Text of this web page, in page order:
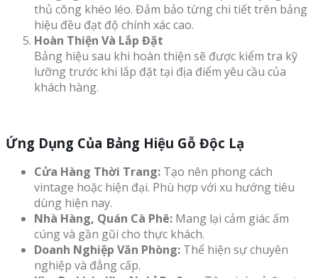
thủ công khéo léo. Đảm bảo từng chi tiết trên bảng
hiệu đều đạt độ chính xác cao.
Hoàn Thiện Và Lắp Đặt
Bảng hiệu sau khi hoàn thiện sẽ được kiểm tra kỹ
lưỡng trước khi lắp đặt tại địa điểm yêu cầu của
khách hàng.
Ứng Dụng Của Bảng Hiệu Gỗ Độc Lạ
Cửa Hàng Thời Trang: Tạo nên phong cách
vintage hoặc hiện đại. Phù hợp với xu hướng tiêu
dùng hiện nay.
Nhà Hàng, Quán Cà Phê: Mang lại cảm giác ấm
cúng và gần gũi cho thực khách.
Doanh Nghiệp Văn Phòng: Thể hiện sự chuyên
nghiệp và đẳng cấp.